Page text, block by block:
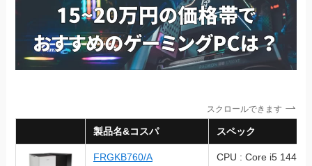
スクロールできます
製品名&コスパ スペック
FRGKB760/A
CPU : Core i5